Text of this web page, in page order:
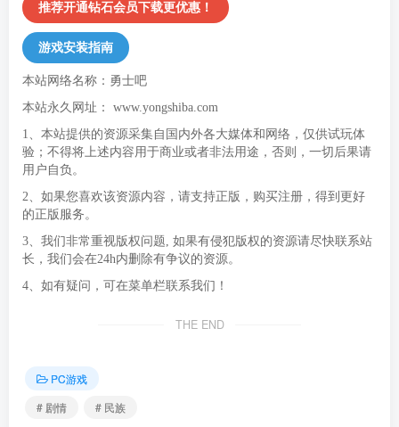
推荐开通钻石会员下载更优惠！
游戏安装指南
本站网络名称：勇士吧
本站永久网址： www.yongshiba.com
1、本站提供的资源采集自国内外各大媒体和网络，仅供试玩体
验；不得将上述内容用于商业或者非法用途，否则，一切后果请
用户自负。
2、如果您喜欢该资源内容，请支持正版，购买注册，得到更好
的正版服务。
3、我们非常重视版权问题, 如果有侵犯版权的资源请尽快联系站
长，我们会在24h内删除有争议的资源。
4、如有疑问，可在菜单栏联系我们！
THE END
PC游戏
# 剧情
# 民族